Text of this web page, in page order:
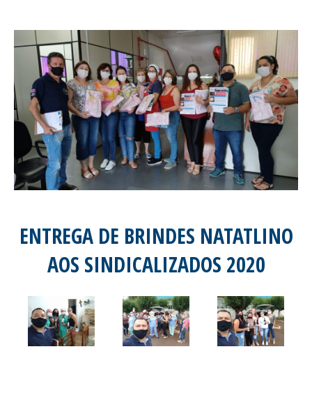
ENTREGA DE BRINDES NATATLINO
AOS SINDICALIZADOS 2020